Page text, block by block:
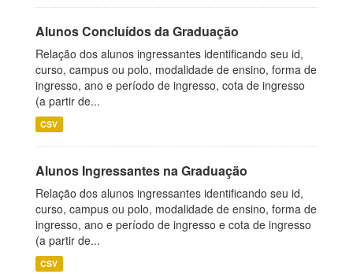
Alunos Concluídos da Graduação
Relação dos alunos ingressantes identificando seu id,
curso, campus ou polo, modalidade de ensino, forma de
ingresso, ano e período de ingresso, cota de ingresso
(a partir de...
CSV
Alunos Ingressantes na Graduação
Relação dos alunos ingressantes identificando seu id,
curso, campus ou polo, modalidade de ensino, forma de
ingresso, ano e período de ingresso e cota de ingresso
(a partir de...
CSV